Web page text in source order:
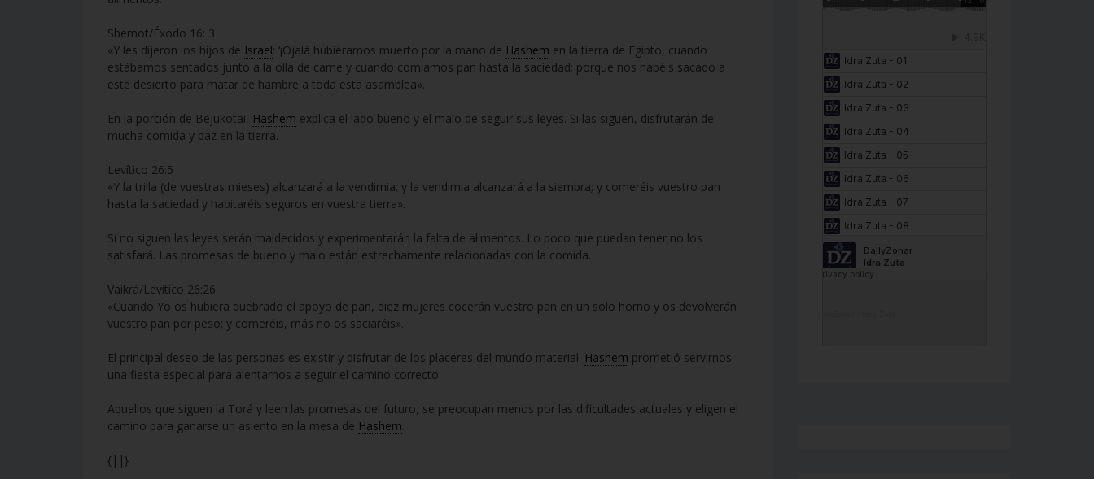
Shemot/Éxodo 16: 3
«Y les dijeron los hijos de Israel: ‘¡Ojalá hubiéramos muerto por la mano de Hashem en la tierra de Egipto, cuando
estábamos sentados junto a la olla de carne y cuando comíamos pan hasta la saciedad; porque nos habéis sacado a
este desierto para matar de hambre a toda esta asamblea».
En la porción de Bejukotai, Hashem explica el lado bueno y el malo de seguir sus leyes. Si las siguen, disfrutarán de
mucha comida y paz en la tierra.
Levítico 26:5
«Y la trilla (de vuestras mieses) alcanzará a la vendimia; y la vendimia alcanzará a la siembra; y comeréis vuestro pan
hasta la saciedad y habitaréis seguros en vuestra tierra».
Si no siguen las leyes serán maldecidos y experimentarán la falta de alimentos. Lo poco que puedan tener no los
satisfará. Las promesas de bueno y malo están estrechamente relacionadas con la comida.
Vaikrá/Levítico 26:26
«Cuando Yo os hubiera quebrado el apoyo de pan, diez mujeres cocerán vuestro pan en un solo horno y os devolverán
vuestro pan por peso; y comeréis, más no os saciaréis».
El principal deseo de las personas es existir y disfrutar de los placeres del mundo material. Hashem prometió servirnos
una fiesta especial para alentarnos a seguir el camino correcto.
Aquellos que siguen la Torá y leen las promesas del futuro, se preocupan menos por las dificultades actuales y eligen el
camino para ganarse un asiento en la mesa de Hashem.
{||}